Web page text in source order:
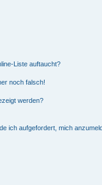
Liste auftaucht?
noch falsch!
werden?
ich aufgefordert, mich